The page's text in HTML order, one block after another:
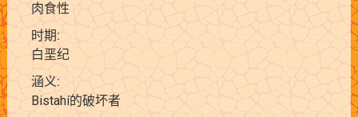
肉食性
时期:
白垩纪
涵义:
Bistahí的破坏者